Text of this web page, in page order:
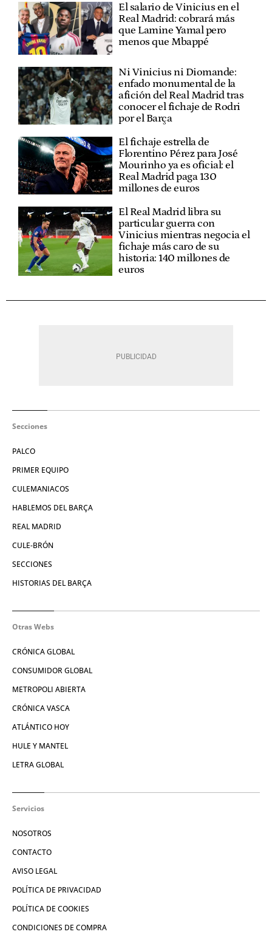
El salario de Vinicius en el
Real Madrid: cobrará más
que Lamine Yamal pero
menos que Mbappé
Ni Vinicius ni Diomande:
enfado monumental de la
afición del Real Madrid tras
conocer el fichaje de Rodri
por el Barça
El fichaje estrella de
Florentino Pérez para José
Mourinho ya es oficial: el
Real Madrid paga 130
millones de euros
El Real Madrid libra su
particular guerra con
Vinicius mientras negocia el
fichaje más caro de su
historia: 140 millones de
euros
Secciones
PALCO
PRIMER EQUIPO
CULEMANIACOS
HABLEMOS DEL BARÇA
REAL MADRID
CULE-BRÓN
SECCIONES
HISTORIAS DEL BARÇA
Otras Webs
CRÓNICA GLOBAL
CONSUMIDOR GLOBAL
METROPOLI ABIERTA
CRÓNICA VASCA
ATLÁNTICO HOY
HULE Y MANTEL
LETRA GLOBAL
Servicios
NOSOTROS
CONTACTO
AVISO LEGAL
POLÍTICA DE PRIVACIDAD
POLÍTICA DE COOKIES
CONDICIONES DE COMPRA